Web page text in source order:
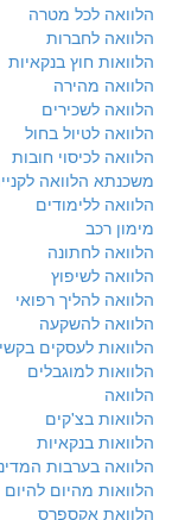
הלוואה לכל מטרה
הלוואה לחברות
הלוואות חוץ בנקאיות
הלוואה מהירה
הלוואה לשכירים
הלוואה לטיול בחול
הלוואה לכיסוי חובות
משכנתא הלוואה
הלוואה ללימודים
מימון רכב
הלוואה לחתונה
הלוואה לשיפוץ
הלוואה להליך רפואי
הלוואה להשקעה
הלוואות לעסקים
הלוואות למוגבלים
הלוואה
הלוואות בצ'קים
הלוואות בנקאיות
הלוואה בערבות
הלוואות מהיום להיום
הלוואת אקספרס